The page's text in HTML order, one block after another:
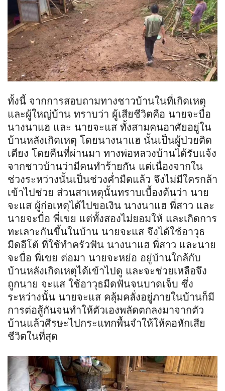
ทั้งนี้ จากการสอบถามทางชาวบ้านในที่เกิดเหตุ
และผู้ใหญ่บ้าน ทราบว่า ผู้เสียชีวิตคือ นายจะบื่อ
นางนาแฮ และ นายจะแส ทั้งสามคนอาศัยอยู่ใน
บ้านหลังเกิดเหตุ โดยนางนาแฮ นั้นเป็นผู้ป่วยติด
เตียง โดยคืนที่ผ่านมา ทางพ่อหลวงบ้านได้รับแจ้ง
จากชาวบ้านว่ามีคนทำร้ายกัน แต่เนื่องจากใน
ช่วงระหว่างนั้นเป็นช่วงค่ำมืดแล้ว จึงไม่มีใครกล้า
เข้าไปช่วย ส่วนสาเหตุนั้นทราบเบื้องต้นว่า นาย
จะแส ผู้ก่อเหตุได้ไปขอเงิน นางนาแฮ พี่สาว และ
นายจะบื่อ พี่เขย แต่ทั้งสองไม่ยอมให้ และเกิดการ
ทะเลาะกันขึ้นในบ้าน นายจะแส จึงได้ใช้อาวุธ
มีดอีโต้ ที่ใช้ทำครัวฟัน นางนาแฮ พี่สาว และนาย
จะบื่อ พี่เขย ต่อมา นายจะหย่อ อยู่บ้านใกล้กับ
บ้านหลังเกิดเหตุได้เข้าไปดู และจะช่วยเหลือจึง
ถูกนาย จะแส ใช้อาวุธมีดฟันจนบาดเจ็บ ซึ่ง
ระหว่างนั้น นายจะแส คลุ้มคลั่งอยู่ภายในบ้านก็มี
การต่อสู้กันจนทำให้ตัวเองพลัดตกลงมาจากตัว
บ้านแล้วศีรษะไปกระแทกพื้นจำให้ให้คอหักเสีย
ชีวิตในที่สุด